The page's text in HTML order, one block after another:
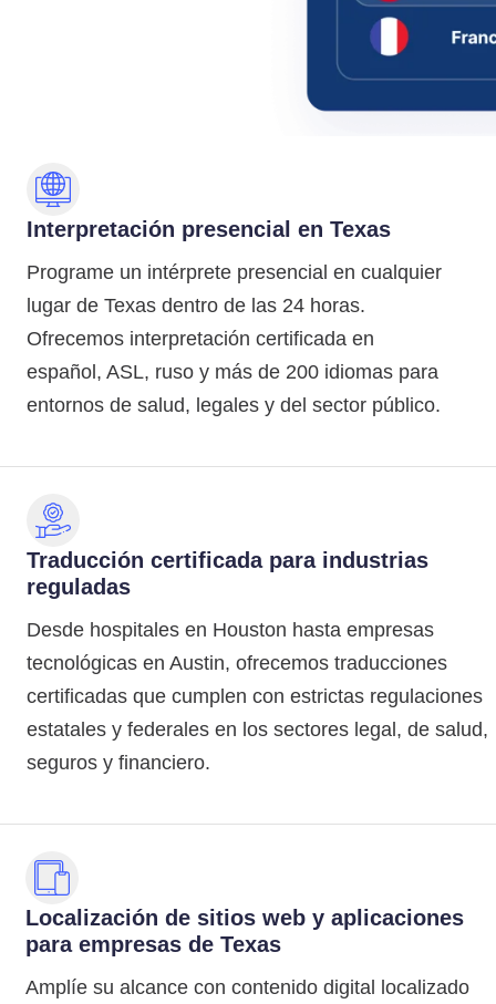
Interpretación presencial en Texas
Programe un intérprete presencial en cualquier
lugar de Texas dentro de las 24 horas.
Ofrecemos interpretación certificada en
español, ASL, ruso y más de 200 idiomas para
entornos de salud, legales y del sector público.
Traducción certificada para industrias
reguladas
Desde hospitales en Houston hasta empresas
tecnológicas en Austin, ofrecemos traducciones
certificadas que cumplen con estrictas regulaciones
estatales y federales en los sectores legal, de salud,
seguros y financiero.
Localización de sitios web y aplicaciones
para empresas de Texas
Amplíe su alcance con contenido digital localizado